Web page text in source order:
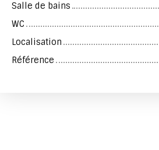
Salle de bains
WC
Localisation
Référence